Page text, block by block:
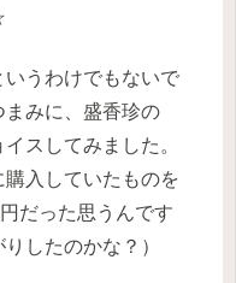
うわけでもないで
みに、盛香珍の
スしてみました。
購入していたものを
だった思うんです
したのかな？）